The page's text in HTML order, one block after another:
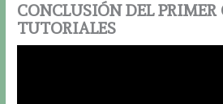
CONCLUSIÓN DEL PRIMER
TUTORIALES